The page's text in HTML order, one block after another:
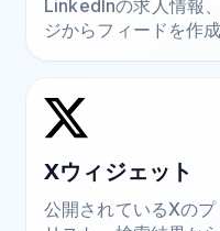
LinkedInの求人情報
ジからフィードを作成
Xウィジェット
公開されているXのプ